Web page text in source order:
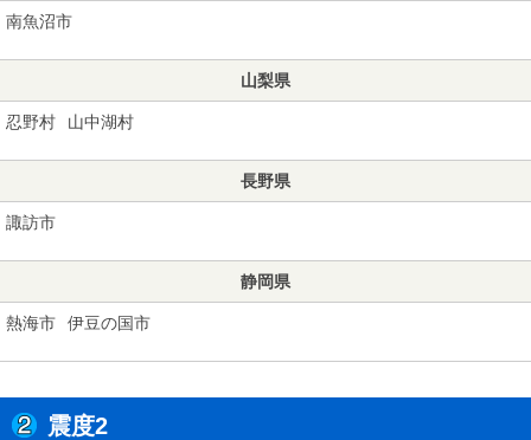
南魚沼市
山梨県
忍野村 山中湖村
長野県
諏訪市
静岡県
熱海市 伊豆の国市
震度2